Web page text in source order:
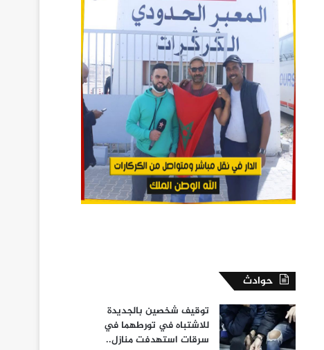
حوادث
توقيف شخصين بالجديدة
للاشتباه في تورطهما في
سرقات استهدفت منازل..